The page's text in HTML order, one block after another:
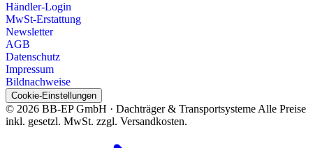
Händler-Login
MwSt-Erstattung
Newsletter
AGB
Datenschutz
Impressum
Bildnachweise
Cookie-Einstellungen
© 2026 BB-EP GmbH · Dachträger & Transportsysteme Alle Preise
inkl. gesetzl. MwSt. zzgl. Versandkosten.